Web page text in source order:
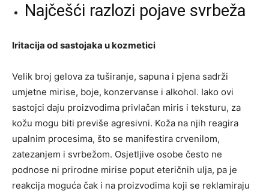
Najčešći razlozi pojave svrbeža
Iritacija od sastojaka u kozmetici
Velik broj gelova za tuširanje, sapuna i pjena sadrži
umjetne mirise, boje, konzervanse i alkohol. Iako ovi
sastojci daju proizvodima privlačan miris i teksturu, za
kožu mogu biti previše agresivni. Koža na njih reagira
upalnim procesima, što se manifestira crvenilom,
zatezanjem i svrbežom. Osjetljive osobe često ne
podnose ni prirodne mirise poput eteričnih ulja, pa je
reakcija moguća čak i na proizvodima koji se reklamiraju